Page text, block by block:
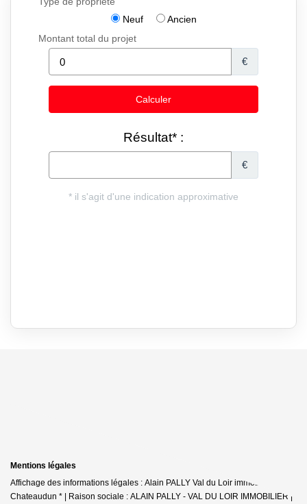
Mentions légales
Affichage des informations légales : Alain PALLY Val du Loir immobilier -
Chateaudun * | Raison sociale : ALAIN PALLY - VAL DU LOIR IMMOBILIER |